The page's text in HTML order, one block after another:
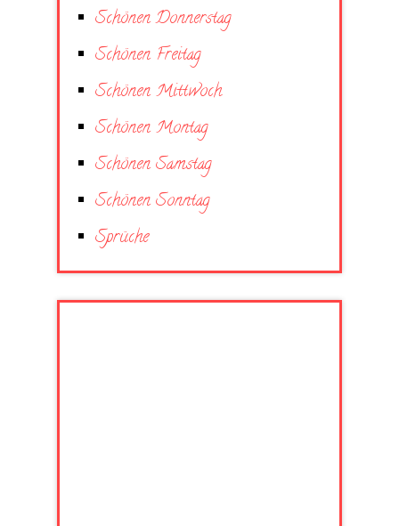
Schönen Donnerstag
Schönen Freitag
Schönen Mittwoch
Schönen Montag
Schönen Samstag
Schönen Sonntag
Sprüche